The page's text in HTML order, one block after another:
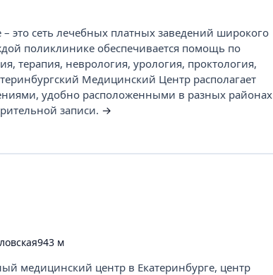
это сеть лечебных платных заведений широкого
поликлинике обеспечивается помощь по
терапия, неврология, урология, проктология,
Медицинский Центр располагает
удобно расположенными в разных районах
записи. →
943 м
медицинский центр в Екатеринбурге, центр